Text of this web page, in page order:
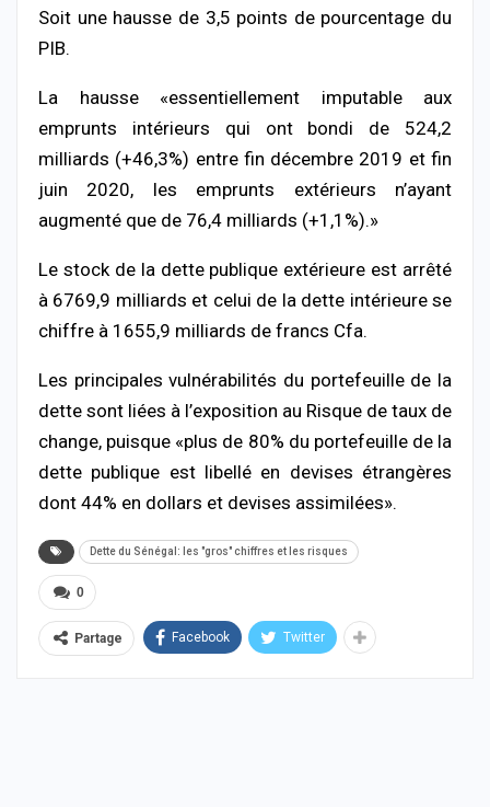
Soit une hausse de 3,5 points de pourcentage du
PIB.
La hausse «essentiellement imputable aux
emprunts intérieurs qui ont bondi de 524,2
milliards (+46,3%) entre fin décembre 2019 et fin
juin 2020, les emprunts extérieurs n’ayant
augmenté que de 76,4 milliards (+1,1%).»
Le stock de la dette publique extérieure est arrêté
à 6769,9 milliards et celui de la dette intérieure se
chiffre à 1655,9 milliards de francs Cfa.
Les principales vulnérabilités du portefeuille de la
dette sont liées à l’exposition au Risque de taux de
change, puisque «plus de 80% du portefeuille de la
dette publique est libellé en devises étrangères
dont 44% en dollars et devises assimilées».
Dette du Sénégal: les "gros" chiffres et les risques
0
Partage Facebook Twitter